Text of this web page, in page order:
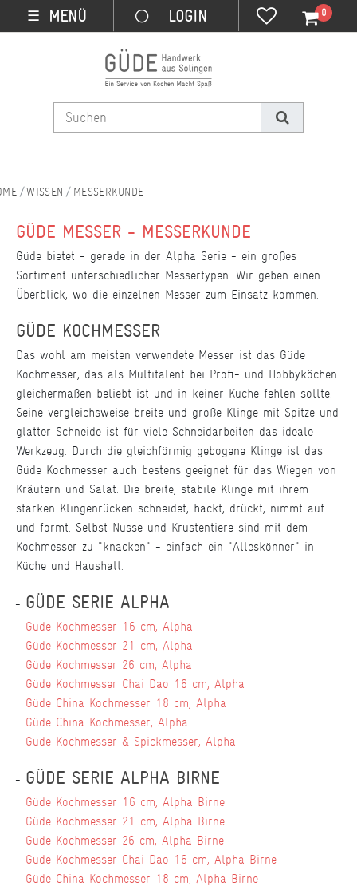
☰ MENÜ 0
WISSEN MESSERKUNDE
GÜDE MESSER - MESSERKUNDE
Güde bietet - gerade in der Alpha Serie - ein großes
Sortiment unterschiedlicher Messertypen. Wir geben einen
Überblick, wo die einzelnen Messer zum Einsatz kommen.
GÜDE KOCHMESSER
Das wohl am meisten verwendete Messer ist das Güde
Kochmesser, das als Multitalent bei Profi- und Hobbyköchen
gleichermaßen beliebt ist und in keiner Küche fehlen sollte.
Seine vergleichsweise breite und große Klinge mit Spitze und
glatter Schneide ist für viele Schneidarbeiten das ideale
Werkzeug. Durch die gleichförmig gebogene Klinge ist das
Güde Kochmesser auch bestens geeignet für das Wiegen von
Kräutern und Salat. Die breite, stabile Klinge mit ihrem
starken Klingenrücken schneidet, hackt, drückt, nimmt auf
und formt. Selbst Nüsse und Krustentiere sind mit dem
Kochmesser zu "knacken" - einfach ein "Alleskönner" in
Küche und Haushalt.
GÜDE SERIE ALPHA
Güde Kochmesser 16 cm, Alpha
Güde Kochmesser 21 cm, Alpha
Güde Kochmesser 26 cm, Alpha
Güde Kochmesser Chai Dao 16 cm, Alpha
Güde China Kochmesser 18 cm, Alpha
Güde China Kochmesser, Alpha
Güde Kochmesser & Spickmesser, Alpha
GÜDE SERIE ALPHA BIRNE
Güde Kochmesser 16 cm, Alpha Birne
Güde Kochmesser 21 cm, Alpha Birne
Güde Kochmesser 26 cm, Alpha Birne
Güde Kochmesser Chai Dao 16 cm, Alpha Birne
Güde China Kochmesser 18 cm, Alpha Birne